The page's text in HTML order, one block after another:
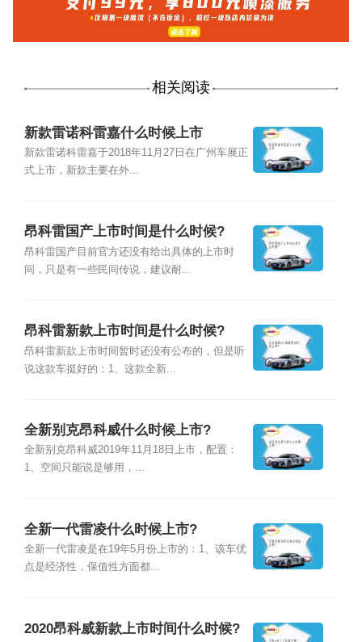
相关阅读
新款雷诺科雷嘉什么时候上市
新款雷诺科雷嘉于2018年11月27日在广州车展正
式上市，新款主要在外...
昂科雷国产上市时间是什么时候?
昂科雷国产目前官方还没有给出具体的上市时
间，只是有一些民间传说，建议耐...
昂科雷新款上市时间是什么时候?
昂科雷新款上市时间暂时还没有公布的，但是听
说这款车挺好的：1、这款全新...
全新别克昂科威什么时候上市?
全新别克昂科威2019年11月18日上市，配置：
1、空间只能说是够用，...
全新一代雷凌什么时候上市?
全新一代雷凌是在19年5月份上市的：1、该车优
点是经济性，保值性方面都...
2020昂科威新款上市时间什么时候?